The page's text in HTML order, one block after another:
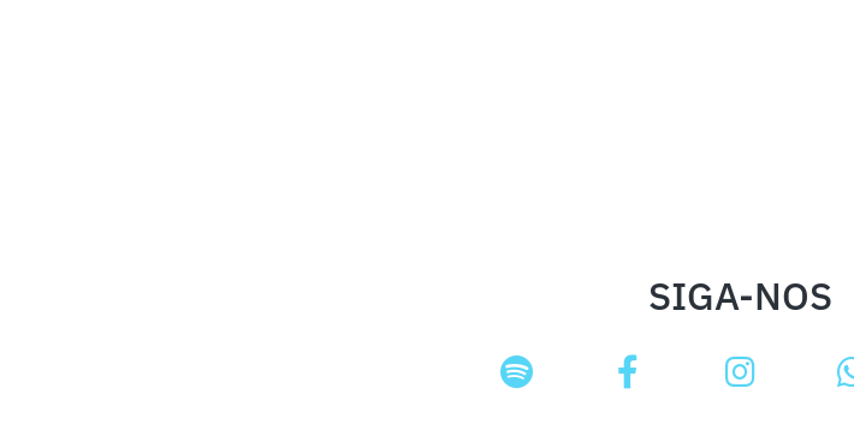
SIGA-NOS